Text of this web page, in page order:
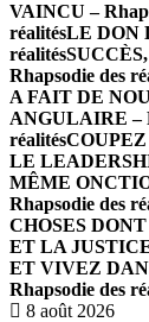
VAINCU –
réalitésLE DON
réalités
Rhapsodie des
A FAIT DE
ANGULAIRE –
réalitésCOUPEZ
LE
MÊME
Rhapsodie des
CHOSES DONT
ET LA JUSTICE
ET VIVEZ
Rhapsodie des
8 août 2026